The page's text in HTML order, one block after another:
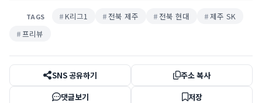
TAGS K리그1 전북 제주 전북 현대
제주 SK
프리뷰
SNS 공유하기
주소 복사
댓글보기
저장